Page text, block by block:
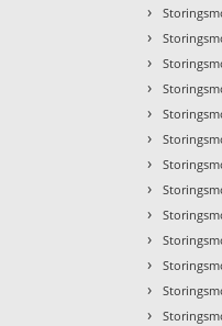
›
›
›
›
›
›
›
›
›
›
›
›
›